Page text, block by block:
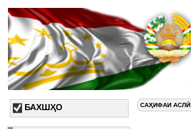
БАХШҲО САҲИФАИ АСЛӢ